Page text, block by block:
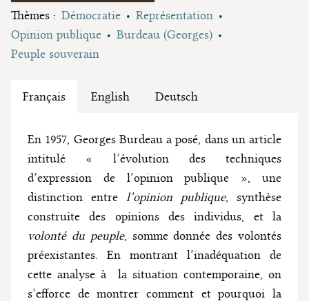
Thèmes : Démocratie
Représentation
Opinion publique
Burdeau (Georges)
Peuple souverain
Français English Deutsch
En 1957, Georges Burdeau a posé, dans un article
intitulé « l’évolution des techniques
d’expression de l’opinion publique », une
distinction entre l’opinion publique, synthèse
construite des opinions des individus, et la
volonté du peuple, somme donnée des volontés
préexistantes. En montrant l’inadéquation de
cette analyse à la situation contemporaine, on
s’efforce de montrer comment et pourquoi la